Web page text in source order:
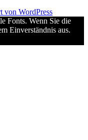
von WordPress
Fonts. Wenn Sie die
Einverständnis aus.